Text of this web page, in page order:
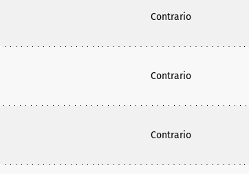
Contrario
Contrario
Contrario